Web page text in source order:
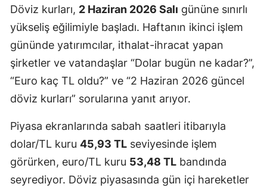
Döviz kurları, 2 Haziran 2026 Salı gününe sınırlı
yükseliş eğilimiyle başladı. Haftanın ikinci işlem
gününde yatırımcılar, ithalat-ihracat yapan
şirketler ve vatandaşlar “Dolar bugün ne kadar?”,
“Euro kaç TL oldu?” ve “2 Haziran 2026 güncel
döviz kurları” sorularına yanıt arıyor.
Piyasa ekranlarında sabah saatleri itibarıyla
dolar/TL kuru 45,93 TL seviyesinde işlem
görürken, euro/TL kuru 53,48 TL bandında
seyrediyor. Döviz piyasasında gün içi hareketler